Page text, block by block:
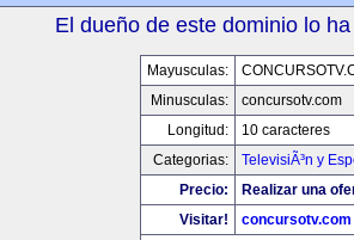
El dueño de este dominio lo
Mayusculas:
Minusculas:
concursotv.com
Longitud:
10 caracteres
Categorias:
TelevisiÃ³n y
Precio:
Realizar una
Visitar!
concursotv.com